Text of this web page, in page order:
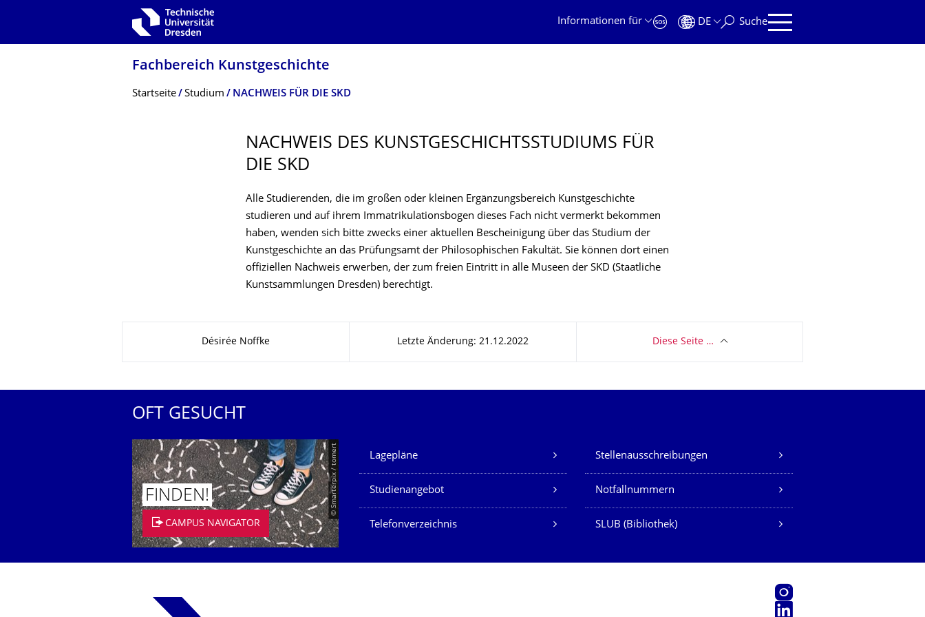
Zur Hauptnavigation springen
Informationen für
DE Suche
Fachbereich Kunstgeschichte
Breadcrumb-Menü
Startseite Studium NACHWEIS FÜR DIE SKD
NACHWEIS DES KUNSTGE­SCHICHTSSTUDI­UMS FÜR
DIE SKD
Alle Studierenden, die im großen oder kleinen Ergänzungsbereich Kunstgeschichte
studieren und auf ihrem Immatrikulationsbogen dieses Fach nicht vermerkt bekommen
haben, wenden sich bitte zwecks einer aktuellen Bescheinigung über das Studium der
Kunstgeschichte an das Prüfungsamt der Philosophischen Fakultät. Sie können dort einen
offiziellen Nachweis erwerben, der zum freien Eintritt in alle Museen der SKD (Staatliche
Kunstsammlungen Dresden) berechtigt.
Désirée Noffke Letzte Änderung: 21.12.2022 Diese Seite …
OFT GESUCHT
© Smarterpix / tomert
FINDEN!
CAMPUS NAVIGATOR
Unsere Dienste
Lagepläne Stellenausschreibungen
Studienangebot Notfallnummern
Telefonverzeichnis SLUB (Bibliothek)
Instagram
LinkedIn